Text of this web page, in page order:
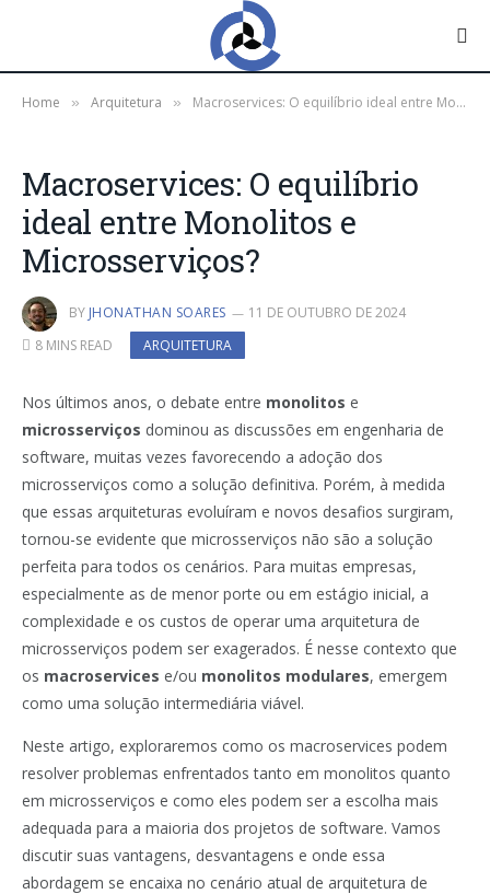
Home » Arquitetura » Macroservices: O equilíbrio ideal entre Monolitos e Microsserviços?
Macroservices: O equilíbrio
ideal entre Monolitos e
Microsserviços?
BY JHONATHAN SOARES
11 DE OUTUBRO DE 2024
8 MINS READ
ARQUITETURA
Nos últimos anos, o debate entre monolitos e
microsserviços dominou as discussões em engenharia de
software, muitas vezes favorecendo a adoção dos
microsserviços como a solução definitiva. Porém, à medida
que essas arquiteturas evoluíram e novos desafios surgiram,
tornou-se evidente que microsserviços não são a solução
perfeita para todos os cenários. Para muitas empresas,
especialmente as de menor porte ou em estágio inicial, a
complexidade e os custos de operar uma arquitetura de
microsserviços podem ser exagerados. É nesse contexto que
os macroservices e/ou monolitos modulares, emergem
como uma solução intermediária viável.
Neste artigo, exploraremos como os macroservices podem
resolver problemas enfrentados tanto em monolitos quanto
em microsserviços e como eles podem ser a escolha mais
adequada para a maioria dos projetos de software. Vamos
discutir suas vantagens, desvantagens e onde essa
abordagem se encaixa no cenário atual de arquitetura de